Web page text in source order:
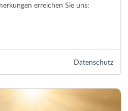
erreichen Sie uns:
Datenschutz